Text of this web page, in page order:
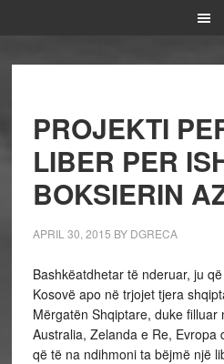
PROJEKTI
LIBER PER
BOKSIERIN
APRIL 30, 2015 BY DGRECA
Bashkëatdhetar të nderuar, ju
Kosovë apo në trjojet tjera
Mërgatën Shqiptare, duke filluar
Australia, Zelanda e Re, Evropa
që të na ndihmoni ta bëjmë një